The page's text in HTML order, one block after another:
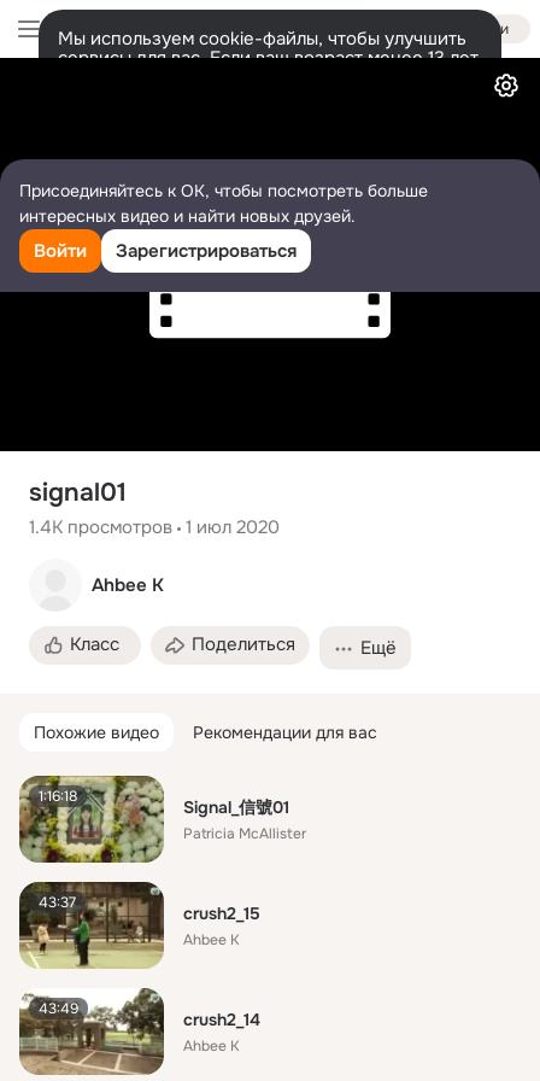
signal01
1.4K просмотров 1 июл 2020
Ahbee K
Класс Поделиться Ещё
Похожие видео Рекомендации для вас
1:16:18 Signal_信號01
Patricia McAllister
43:37 crush2_15
Ahbee K
43:49 crush2_14
Ahbee K
Войти
Мы используем cookie-файлы, чтобы улучшить
сервисы для вас. Если ваш возраст менее 13 лет,
Присоединяйтесь к ОК, чтобы посмотреть больше
интересных видео и найти новых друзей.
Войти Зарегистрироваться